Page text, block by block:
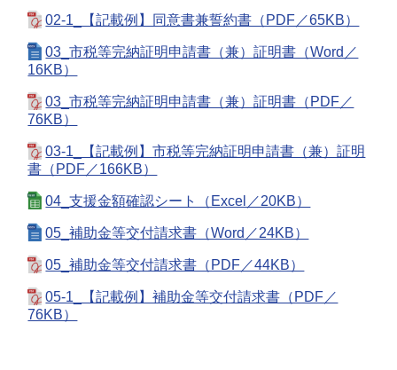
02-1_【記載例】同意書兼誓約書（PDF／65KB）
03_市税等完納証明申請書（兼）証明書（Word／
16KB）
03_市税等完納証明申請書（兼）証明書（PDF／
76KB）
03-1_【記載例】市税等完納証明申請書（兼）証明
書（PDF／166KB）
04_支援金額確認シート（Excel／20KB）
05_補助金等交付請求書（Word／24KB）
05_補助金等交付請求書（PDF／44KB）
05-1_【記載例】補助金等交付請求書（PDF／
76KB）